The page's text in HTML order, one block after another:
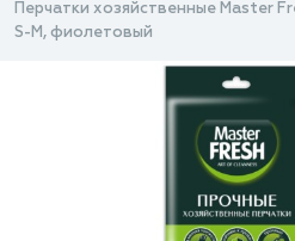
Перчатки хозяйственные Master
S-M, фиолетовый